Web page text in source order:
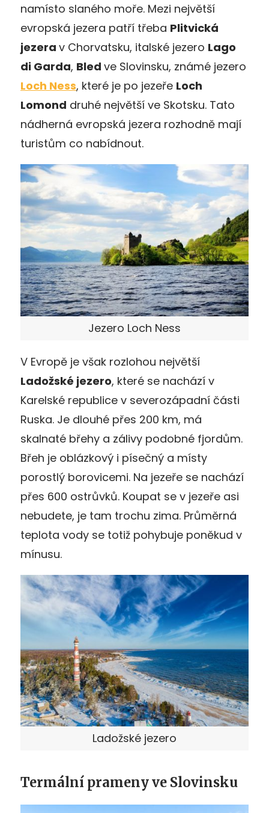
namísto slaného moře. Mezi největší
evropská jezera patří třeba Plitvická
jezera v Chorvatsku, italské jezero Lago
di Garda, Bled ve Slovinsku, známé jezero
Loch Ness, které je po jezeře Loch
Lomond druhé největší ve Skotsku. Tato
nádherná evropská jezera rozhodně mají
turistům co nabídnout.
Jezero Loch Ness
V Evropě je však rozlohou největší
Ladožské jezero, které se nachází v
Karelské republice v severozápadní části
Ruska. Je dlouhé přes 200 km, má
skalnaté břehy a zálivy podobné fjordům.
Břeh je oblázkový i písečný a místy
porostlý borovicemi. Na jezeře se nachází
přes 600 ostrůvků. Koupat se v jezeře asi
nebudete, je tam trochu zima. Průměrná
teplota vody se totiž pohybuje poněkud v
mínusu.
Ladožské jezero
Termální prameny ve Slovinsku